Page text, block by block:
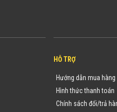
HỖ TRỢ
Hướng dẫn mua hàng
Hình thức thanh toán
Chính sách đổi/trả